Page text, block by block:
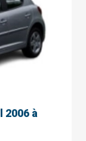
2006 à